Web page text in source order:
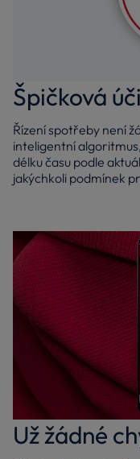
Špičková
Řízení spotřeby není
inteligentní
délku času podle
jakýchkoli podmínek
Už žádné